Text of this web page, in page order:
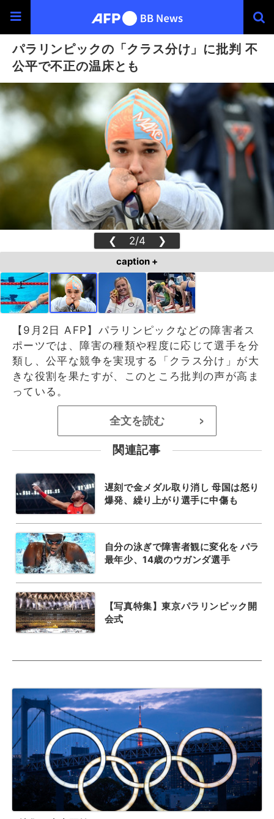
パラリンピックの「クラス分け」に批判 不
公平で不正の温床とも
❮ 2/4 ❯
caption +
【9月2日 AFP】パラリンピックなどの障害者ス
ポーツでは、障害の種類や程度に応じて選手を分
類し、公平な競争を実現する「クラス分け」が大
きな役割を果たすが、このところ批判の声が高ま
っている。
全文を読む >
関連記事
遅刻で金メダル取り消し 母国は怒り
爆発、繰り上がり選手に中傷も
自分の泳ぎで障害者観に変化を パラ
最年少、14歳のウガンダ選手
【写真特集】東京パラリンピック開
会式